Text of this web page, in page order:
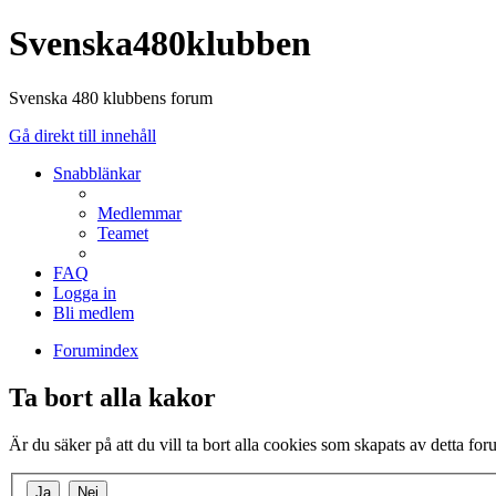
Svenska480klubben
Svenska 480 klubbens forum
Gå direkt till innehåll
Snabblänkar
Medlemmar
Teamet
FAQ
Logga in
Bli medlem
Forumindex
Ta bort alla kakor
Är du säker på att du vill ta bort alla cookies som skapats av detta